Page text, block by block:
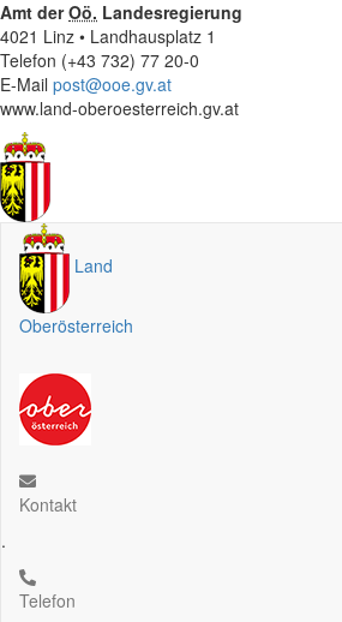
Amt derOö. Landesregierung
4021 Linz • Landhausplatz 1
Telefon (+43 732) 77 20-0
E-Mail post@ooe.gv.at
www.land-oberoesterreich.gv.at
Land
Oberösterreich
Kontakt
.
Telefon